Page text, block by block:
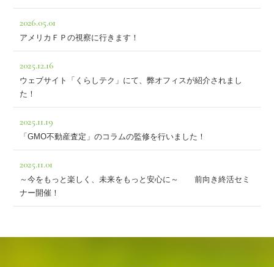
2026.05.01
アメリカＦＰの視察に行きます！
2025.12.16
ウェブサイト「くらしテク」にて、弊オフィスが紹介されまし
た！
2025.11.19
「GMO不動産査定」のコラムの監修を行いました！
2025.11.01
～今をもっと楽しく、未来をもっと安心に～ 前向き終活セミ
ナー開催！